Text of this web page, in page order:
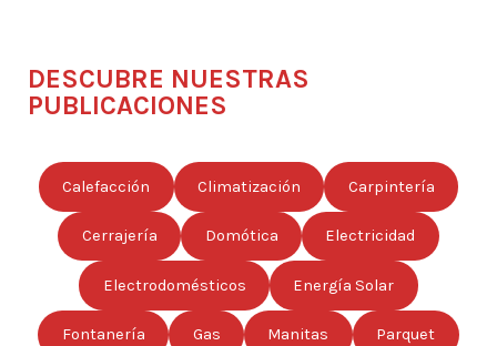
DESCUBRE NUESTRAS
PUBLICACIONES
Calefacción Climatización Carpintería
Cerrajería Domótica Electricidad
Electrodomésticos Energía Solar
Fontanería Gas Manitas Parquet